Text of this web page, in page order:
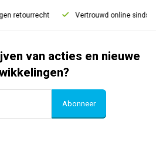
retourrecht Vertrouwd online sinds
van acties en nieuwe
Abonneer